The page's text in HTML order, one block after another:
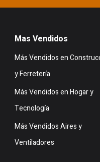
Mas Vendidos
Más Vendidos en
y Ferretería
Más Vendidos en Hogar y
Tecnología
Más Vendidos Aires y
Ventiladores